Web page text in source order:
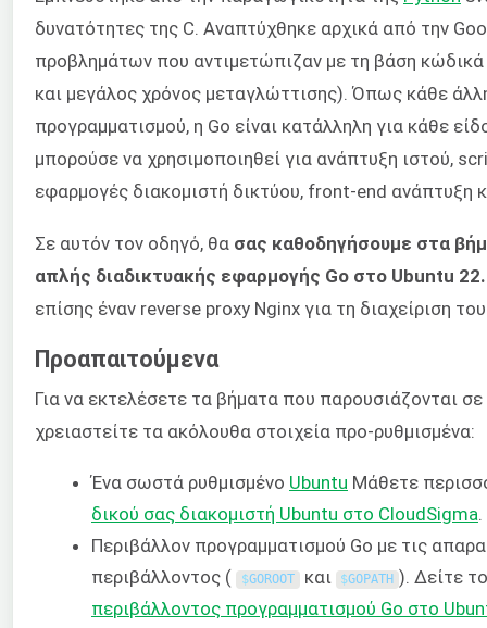
δυνατότητες της C. Αναπτύχθηκε αρχικά από την
προβλημάτων που αντιμετώπιζαν με τη βάση
και μεγάλος χρόνος μεταγλώττισης). Όπως κάθε
προγραμματισμού, η Go είναι κατάλληλη για κάθε
μπορούσε να χρησιμοποιηθεί για ανάπτυξη ιστού,
εφαρμογές διακομιστή δικτύου, front-end ανάπτυξη
Σε αυτόν τον οδηγό, θα σας καθοδηγήσουμε στα
απλής διαδικτυακής εφαρμογής Go στο Ubuntu
επίσης έναν reverse proxy Nginx για τη διαχείριση
Προαπαιτούμενα
Για να εκτελέσετε τα βήματα που παρουσιάζονται
χρειαστείτε τα ακόλουθα στοιχεία προ-ρυθμισμένα:
Ένα σωστά ρυθμισμένο Ubuntu Μάθετε
δικού σας διακομιστή Ubuntu στο CloudSigma.
Περιβάλλον προγραμματισμού Go με τις
περιβάλλοντος (
$GOROOT και $GOPATH ). Δείτε
περιβάλλοντος προγραμματισμού Go στο